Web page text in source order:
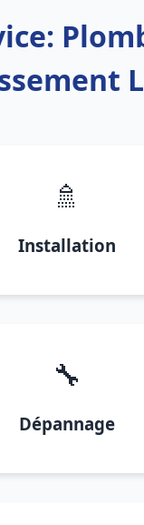
🚿
Installation
🔧
Dépannage